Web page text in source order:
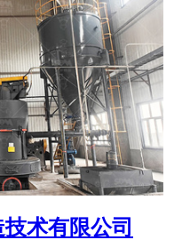
术有限公司